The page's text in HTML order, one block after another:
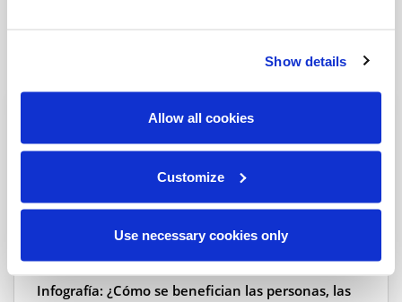
Show details
Allow all cookies
Customize
Use necessary cookies only
Infografía: ¿Cómo se benefician las personas, las